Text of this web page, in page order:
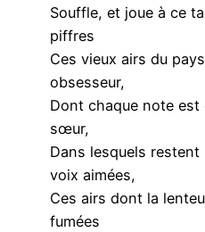
Souffle, et joue à ce
piffres
Ces vieux airs du
obsesseur,
Dont chaque note est
sœur,
Dans lesquels
voix aimées,
Ces airs dont la
fumées